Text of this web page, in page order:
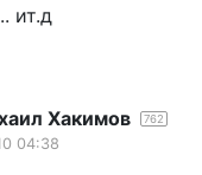
ит.д
Хакимов 762
04:38